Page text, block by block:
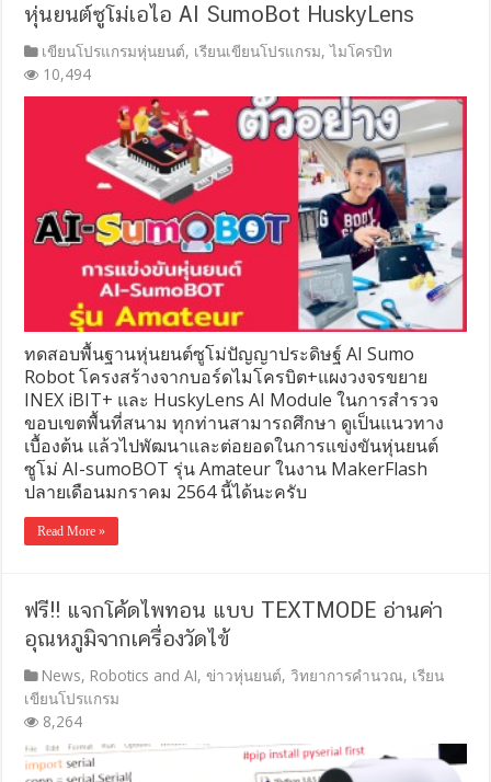
หุ่นยนต์ซูโม่เอไอ AI SumoBot HuskyLens
เขียนโปรแกรมหุ่นยนต์, เรียนเขียนโปรแกรม,ไมโครบิท
10,494
ทดสอบพื้นฐานหุ่นยนต์ซูโม่ปัญญาประดิษฐ์ AI Sumo
Robot โครงสร้างจากบอร์ดไมโครบิต+แผงวงจรขยาย
INEX iBIT+ และ HuskyLens AI Module ในการสำรวจ
ขอบเขตพื้นที่สนาม ทุกท่านสามารถศึกษา ดูเป็นแนวทาง
เบื้องต้น แล้วไปพัฒนาและต่อยอดในการแข่งขันหุ่นยนต์
ซูโม่ AI-sumoBOT รุ่น Amateur ในงาน MakerFlash
ปลายเดือนมกราคม 2564 นี้ได้นะครับ
Read More »
ฟรี!! แจกโค้ดไพทอน​ แบบ​ TEXTMODE อ​่านค่า
อุณหภูมิจากเครื่องวัดไข้
News, Robotics and AI,ข่าวหุ่นยนต์, วิทยาการคำนวณ, เรียน
เขียนโปรแกรม
8,264